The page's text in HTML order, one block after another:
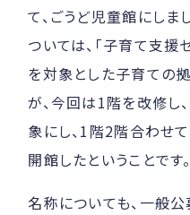
て、ごうど児童館にしま
ついては、「子育て支援
を対象とした子育ての
が、今回は1階を改修し
象にし、1階2階合わせ
開館したということです。
名称についても、一般公